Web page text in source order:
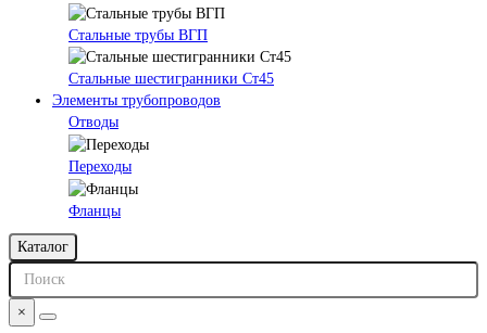
Стальные трубы ВГП
Стальные шестигранники Ст45
Элементы трубопроводов
Отводы
Переходы
Фланцы
Каталог
×